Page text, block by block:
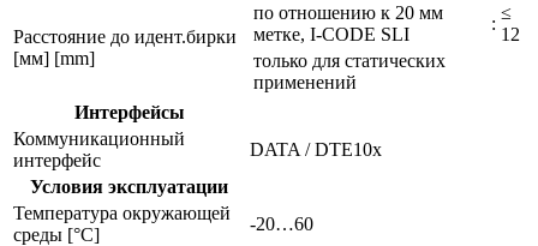
Расстояние до идент.бирки
[мм] [mm]
по отношению к 20 мм
метке, I-CODE SLI
:
≤
12
только для статических
применений
Интерфейсы
Коммуникационный
интерфейс
DATA / DTE10x
Условия эксплуатации
Температура окружающей
среды [°C]
-20…60